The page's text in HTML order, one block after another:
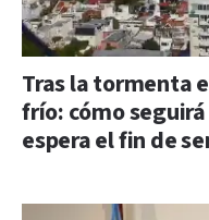
Tras la tormenta
frío: cómo
espera el fin de